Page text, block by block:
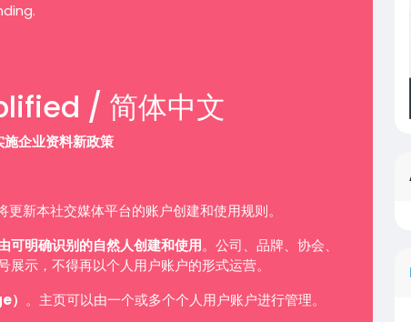
/ 简体中文
企业资料新政策
更新本社交媒体平台的账户创建和使用规则。
可明确识别的自然人创建和使用。公司、品牌、协会、
示，不得再以个人用户账户的形式运营。
） 。主页可以由一个或多个个人用户账户进行管理。